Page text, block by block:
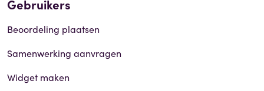
Gebruikers
Beoordeling plaatsen
Samenwerking aanvragen
Widget maken